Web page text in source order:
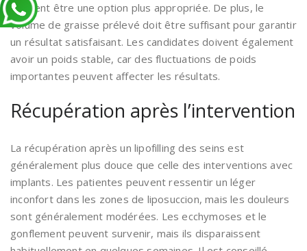
peuvent être une option plus appropriée. De plus, le
volume de graisse prélevé doit être suffisant pour garantir
un résultat satisfaisant. Les candidates doivent également
avoir un poids stable, car des fluctuations de poids
importantes peuvent affecter les résultats.
Récupération après l’intervention
La récupération après un lipofilling des seins est
généralement plus douce que celle des interventions avec
implants. Les patientes peuvent ressentir un léger
inconfort dans les zones de liposuccion, mais les douleurs
sont généralement modérées. Les ecchymoses et le
gonflement peuvent survenir, mais ils disparaissent